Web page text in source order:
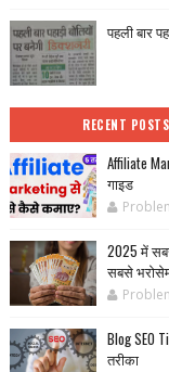
पहली बार
RECENT POSTS
Affiliate
गाइड
2025 में
सबसे
Blog SEO
तरीका